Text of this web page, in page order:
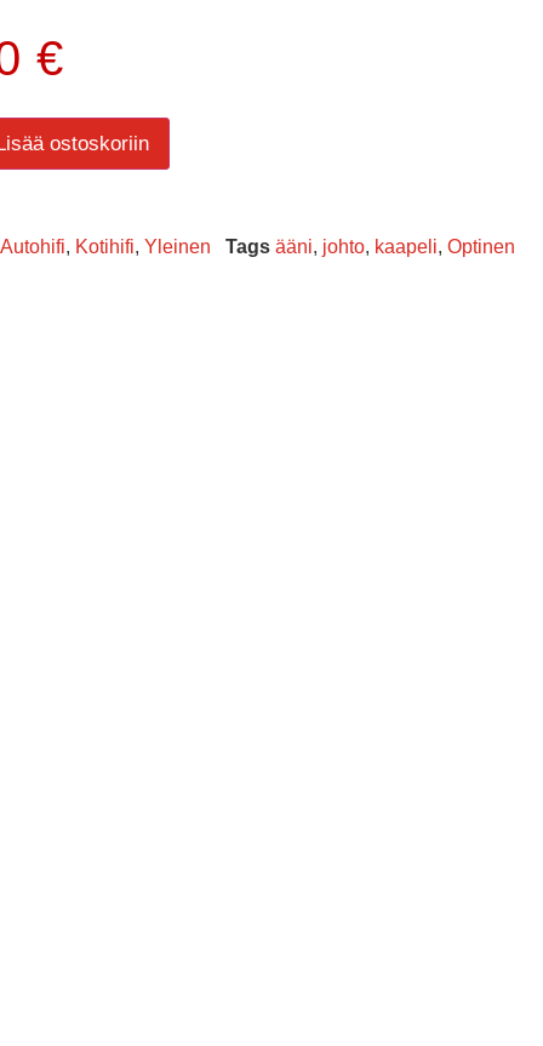
€
ostoskoriin
Autohifi, Kotihifi, Yleinen Tags ääni, johto, kaapeli, Optinen